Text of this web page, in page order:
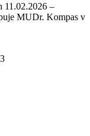
11.02.2026 –
MUDr. Kompas v